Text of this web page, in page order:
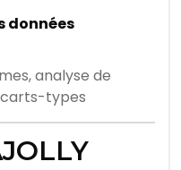
données
analyse de
types